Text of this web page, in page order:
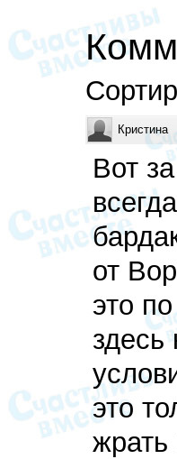
Кристина
Вот
от
это
здесь
это
жрать